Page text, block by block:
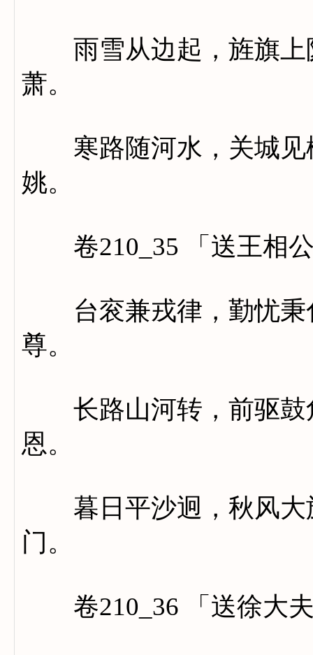
雨雪从边起，旌旗上
萧。
寒路随河水，关城见
姚。
卷210_35 「送王相公
台衮兼戎律，勤忧秉
尊。
长路山河转，前驱鼓
恩。
暮日平沙迥，秋风大
门。
卷210_36 「送徐大夫